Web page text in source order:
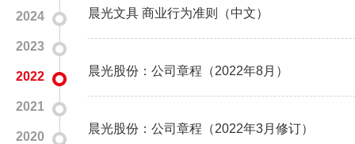
2024
2023
2022
2021
2020
晨光文具 商业行为准则（中文）
晨光股份：公司章程（2022年8月）
晨光股份：公司章程（2022年3月修订）